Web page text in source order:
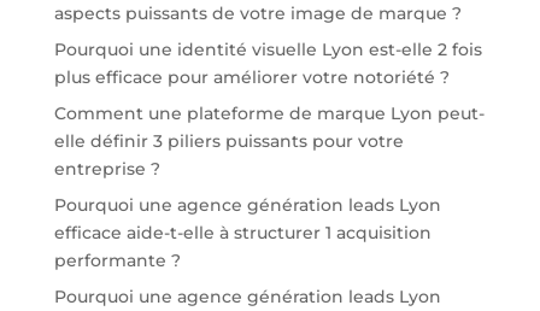
aspects puissants de votre image de marque ?
Pourquoi une identité visuelle Lyon est-elle 2 fois
plus efficace pour améliorer votre notoriété ?
Comment une plateforme de marque Lyon peut-
elle définir 3 piliers puissants pour votre
entreprise ?
Pourquoi une agence génération leads Lyon
efficace aide-t-elle à structurer 1 acquisition
performante ?
Pourquoi une agence génération leads Lyon